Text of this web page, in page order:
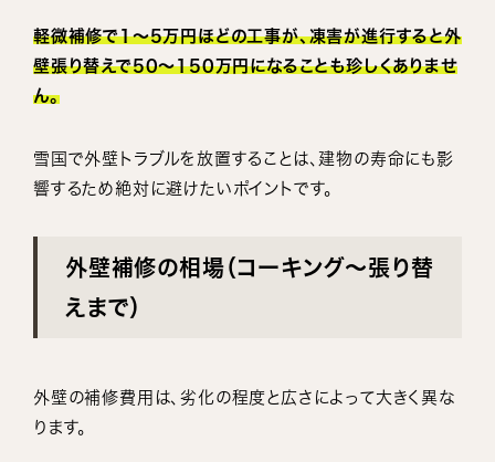
軽微補修で1〜5万円ほどの工事が、凍害が進行すると外
壁張り替えで50〜150万円になることも珍しくありませ
ん。
雪国で外壁トラブルを放置することは、建物の寿命にも影
響するため絶対に避けたいポイントです。
外壁補修の相場（コーキング〜張り替
えまで）
外壁の補修費用は、劣化の程度と広さによって大きく異な
ります。